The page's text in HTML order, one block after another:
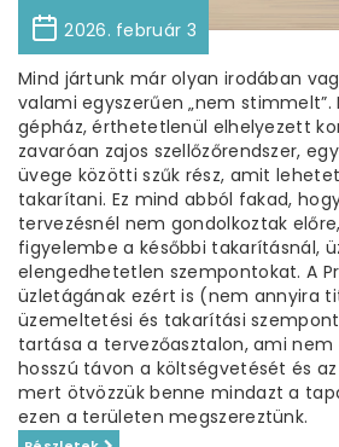
2026. február 3
Mind jártunk már olyan irodában
valami egyszerűen „nem
gépház, érthetetlenül elhelyezett
zavaróan zajos szellőzőrendszer,
üvege közötti szűk rész, amit
takarítani. Ez mind abból fakad,
tervezésnél nem gondolkoztak
figyelembe a későbbi takarításnál,
elengedhetetlen szempontokat. A
üzletágának ezért is (nem annyira
üzemeltetési és takarítási
tartása a tervezőasztalon, ami nem
hosszú távon a költségvetését és
mert ötvözzük benne mindazt a
ezen a területen megszereztünk.